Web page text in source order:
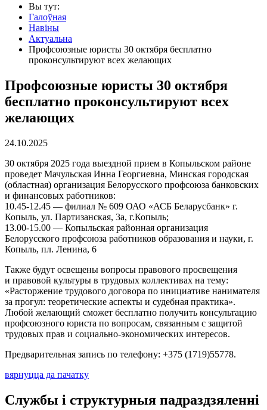
Вы тут:
Галоўная
Навіны
Актуальна
Профсоюзные юристы 30 октября бесплатно
проконсультируют всех желающих
Профсоюзные юристы 30 октября
бесплатно проконсультируют всех
желающих
24.10.2025
30 октября 2025 года выездной прием в Копыльском районе
проведет Мачульская Инна Георгиевна, Минская городская
(областная) организация Белорусского профсоюза банковских
и финансовых работников:
10.45-12.45 — филиал № 609 ОАО «АСБ Беларусбанк» г.
Копыль, ул. Партизанская, 3а, г.Копыль;
13.00-15.00 — Копыльская районная организация
Белорусского профсоюза работников образования и науки, г.
Копыль, пл. Ленина, 6
Также будут освещены вопросы правового просвещения
и правовой культуры в трудовых коллективах на тему:
«Расторжение трудового договора по инициативе нанимателя
за прогул: теоретические аспекты и судебная практика».
Любой желающий сможет бесплатно получить консультацию
профсоюзного юриста по вопросам, связанным с защитой
трудовых прав и социально-экономических интересов.
Предварительная запись по телефону: +375 (1719)55778.
вярнуцца да пачатку
Службы і структурныя падраздзяленні